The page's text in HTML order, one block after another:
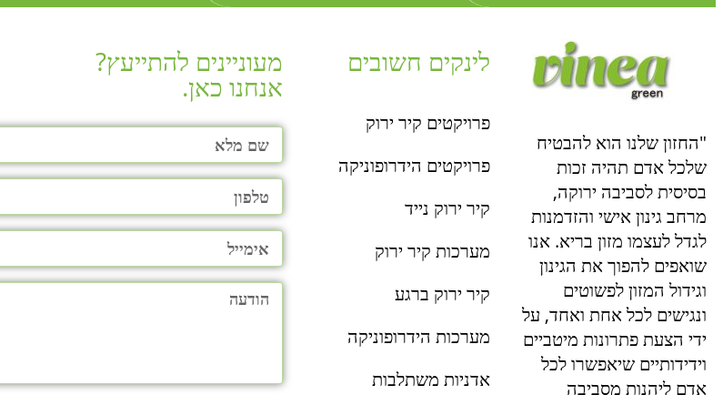
"החזון שלנו הוא להבטיח
שלכל אדם תהיה זכות
בסיסית לסביבה ירוקה,
מרחב גינון אישי והזדמנות
לגדל לעצמו מזון בריא. אנו
שואפים להפוך את הגינון
וגידול המזון לפשוטים
ונגישים לכל אחת ואחד, על
ידי הצעת פתרונות מיטביים
וידידותיים שיאפשרו לכל
אדם ליהנות מסביבה
לינקים חשובים
פרויקטים קיר ירוק
פרויקטים הידרופוניקה
קיר ירוק נייד
מערכות קיר ירוק
קיר ירוק ברגע
מערכות הידרופוניקה
אדניות משתלבות
מעוניינים להתייעץ?
אנחנו כאן.​